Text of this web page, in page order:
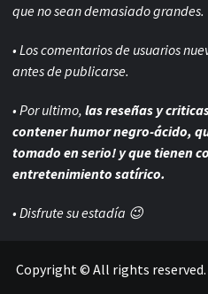
que no sean demasiado grandes.
• Los comentarios de usuarios
antes de publicarse.
• Por ultimo, las reseñas y
contener humor negro-ácido,
tomado en serio! y que tienen
entretenimiento satírico.
• Disfrute su estadía 😉
Copyright © All rights reserved.